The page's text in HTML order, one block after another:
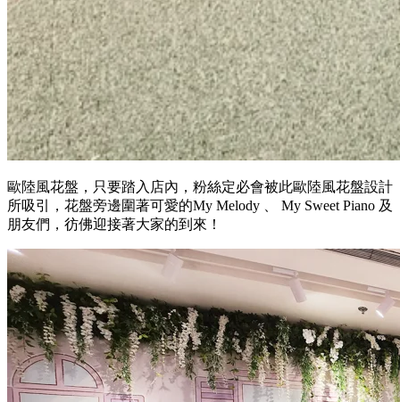
歐陸風花盤，只要踏入店內，粉絲定必會被此歐陸風花盤設計
所吸引，花盤旁邊圍著可愛的My Melody 、 My Sweet Piano 及
朋友們，彷佛迎接著大家的到來！